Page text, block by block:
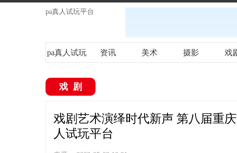
pa真人试玩平台
pa真人试玩 资讯 美术 摄影 戏
戏剧
戏剧艺术演绎时代新声 第八届重
人试玩平台